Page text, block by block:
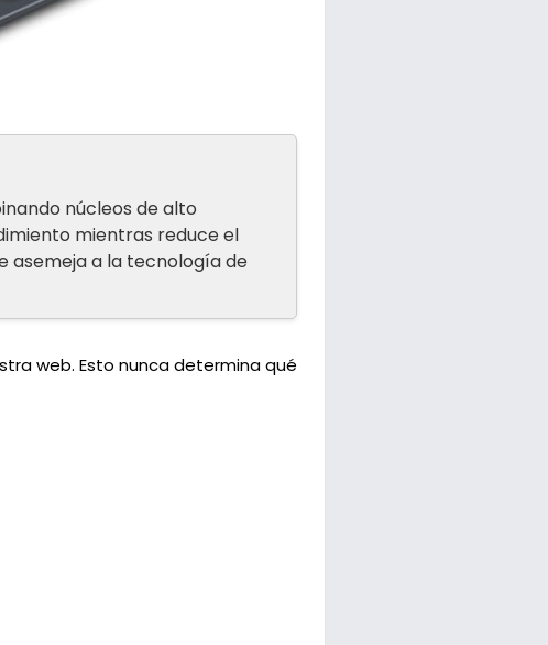
núcleos de alto
mientras reduce el
asemeja a la tecnología de
web. Esto nunca determina qué